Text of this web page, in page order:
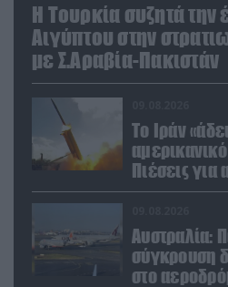
Η Τουρκία συζητά την
Αιγύπτου στην
με Σ.Αραβία-Πακιστάν
Το Ιράν
Πιέσεις
Patriot και
Αυστραλία:
σύγκρουση
στο